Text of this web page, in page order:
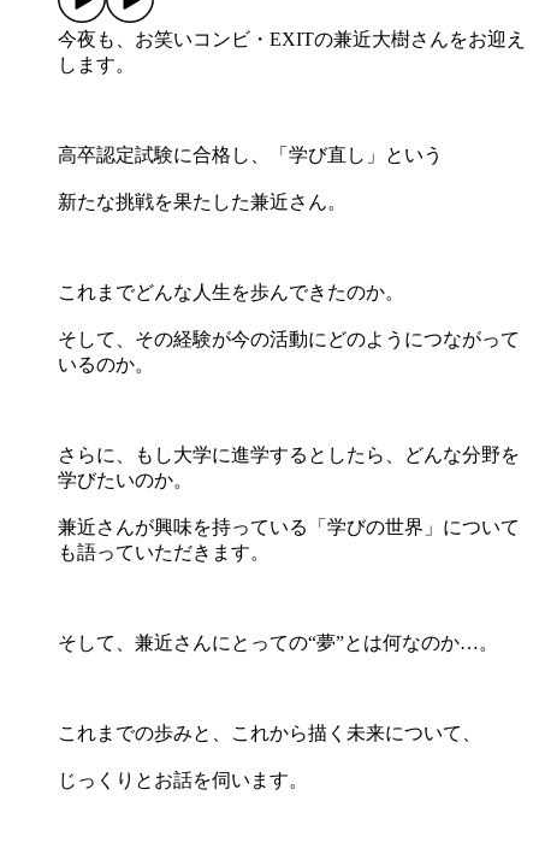
今夜も、お笑いコンビ・EXITの兼近大樹さんをお迎え
します。
高卒認定試験に合格し、「学び直し」という
新たな挑戦を果たした兼近さん。
これまでどんな人生を歩んできたのか。
そして、その経験が今の活動にどのようにつながって
いるのか。
さらに、もし大学に進学するとしたら、どんな分野を
学びたいのか。
兼近さんが興味を持っている「学びの世界」について
も語っていただきます。
そして、兼近さんにとっての“夢”とは何なのか…。
これまでの歩みと、これから描く未来について、
じっくりとお話を伺います。